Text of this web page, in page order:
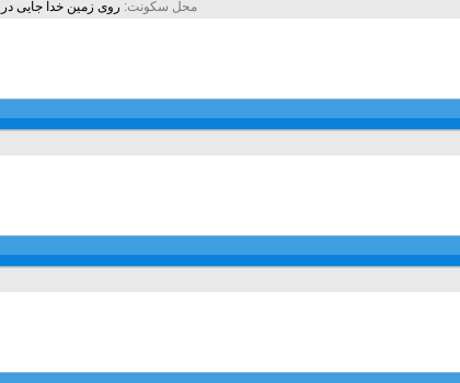
محل سکونت روی زمین خدا جایی